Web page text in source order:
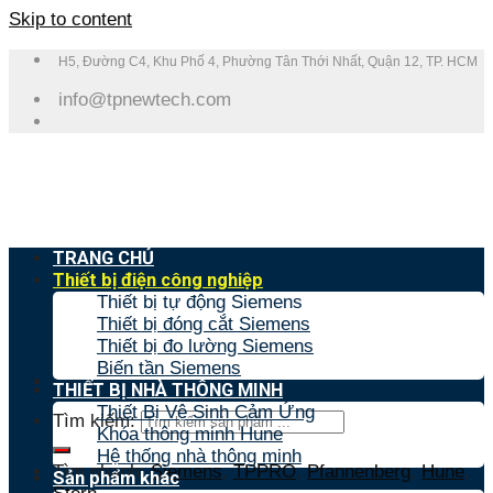
Skip to content
H5, Đường C4, Khu Phố 4, Phường Tân Thới Nhất, Quận 12, TP. HCM
info@tpnewtech.com
Tìm kiếm:
Tìm nhanh:Siemens,TPPRO,Pfannenberg,Hune,
TRANG CHỦ
Thiết bị điện công nghiệp
Thiết bị tự động Siemens
Thiết bị đóng cắt Siemens
Thiết bị đo lường Siemens
Biến tần Siemens
THIẾT BỊ NHÀ THÔNG MINH
Thiết Bị Vệ Sinh Cảm Ứng
Khóa thông minh Hune
Hệ thống nhà thông minh
Sản phẩm khác